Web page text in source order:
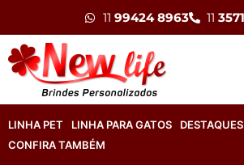
11 99424 8963 11
LINHA PET LINHA PARA GATOS DESTAQUES
CONFIRA TAMBÉM